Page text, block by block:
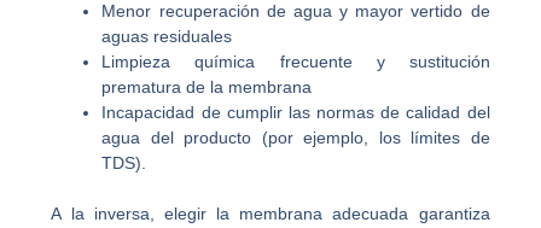
Menor recuperación de agua y mayor vertido de
aguas residuales
Limpieza química frecuente y sustitución
prematura de la membrana
Incapacidad de cumplir las normas de calidad del
agua del producto (por ejemplo, los límites de
TDS).
A la inversa, elegir la membrana adecuada garantiza